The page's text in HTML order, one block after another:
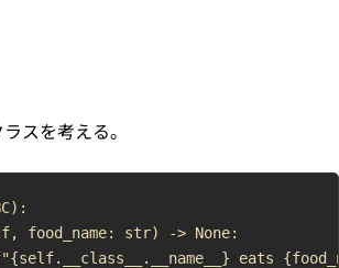
スを考える。
food_name: str) -> None:
eats